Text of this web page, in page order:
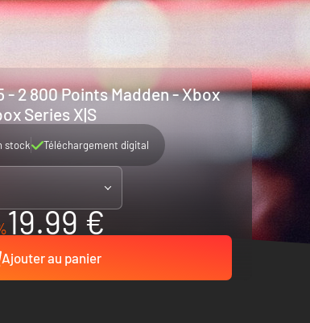
- 2 800 Points Madden - Xbox
Series X|S
stock Téléchargement digital
19.99 €
Ajouter au panier